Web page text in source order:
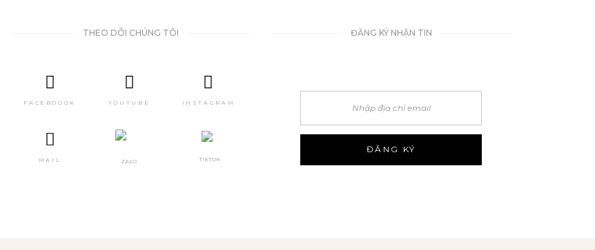
THEO DÕI CHÚNG TÔI
FACEBOOOK YOUTUBE INSTAGRAM
MAIL ZALO TIKTOK
ĐĂNG KÝ NHẬN TIN